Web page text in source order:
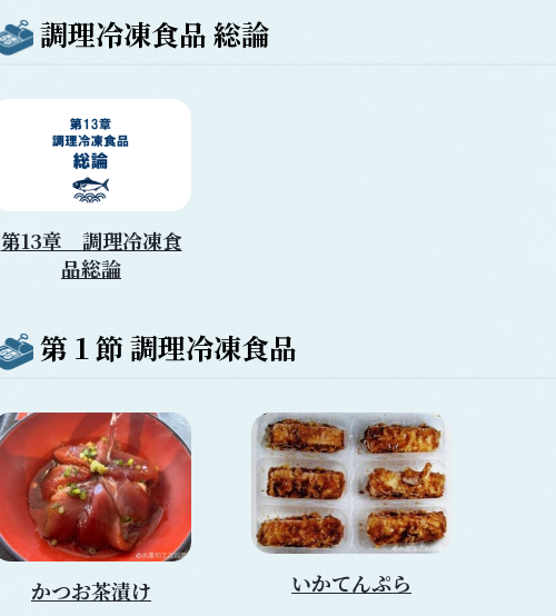
調理冷凍食品 総論
第13章 調理冷凍食
品総論
第１節調理冷凍食品
かつお茶漬け いかてんぷら